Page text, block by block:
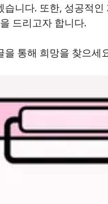
니다. 또한, 성공적
드리고자 합니다.
을 통해 희망을 찾으세